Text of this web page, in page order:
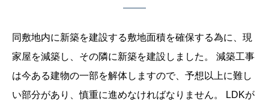
同敷地内に新築を建設する敷地面積を確保する為に、現
家屋を減築し、その隣に新築を建設しました。
減築工事
は今ある建物の一部を解体しますので、予想以上に難し
い部分があり、慎重に進めなければなりません。
LDKが